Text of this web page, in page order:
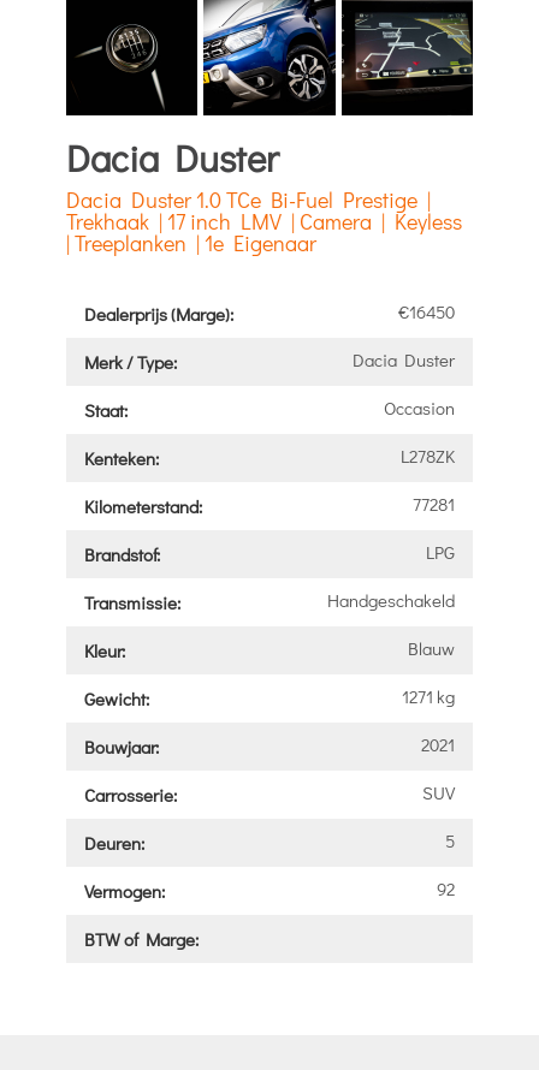
Dacia Duster
Dacia Duster 1.0 TCe Bi-Fuel Prestige |
Trekhaak | 17 inch LMV | Camera | Keyless
| Treeplanken | 1e Eigenaar
Dealerprijs (Marge): €16450
Merk / Type: Dacia Duster
Staat: Occasion
Kenteken: L278ZK
Kilometerstand: 77281
Brandstof: LPG
Transmissie: Handgeschakeld
Kleur: Blauw
Gewicht: 1271 kg
Bouwjaar: 2021
Carrosserie: SUV
Deuren: 5
Vermogen: 92
BTW of Marge: